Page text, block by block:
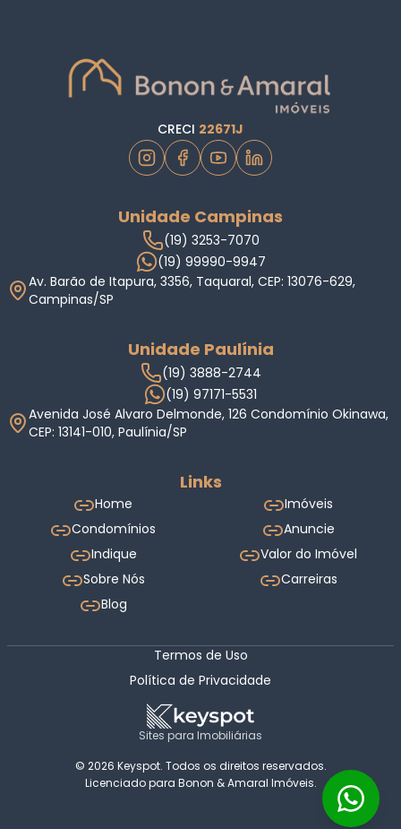
CRECI 22671J
Unidade Campinas
(19) 3253-7070
(19) 99990-9947
Av. Barão de Itapura, 3356, Taquaral, CEP: 13076-629,
Campinas/SP
Unidade Paulínia
(19) 3888-2744
(19) 97171-5531
Avenida José Alvaro Delmonde, 126 Condomínio Okinawa,
CEP: 13141-010, Paulínia/SP
Links
Home
Imóveis
Condomínios
Anuncie
Indique
Valor do Imóvel
Sobre Nós
Carreiras
Blog
Termos de Uso
Política de Privacidade
Sites para Imobiliárias
© 2026 Keyspot. Todos os direitos reservados.
Licenciado para Bonon & Amaral Imóveis.